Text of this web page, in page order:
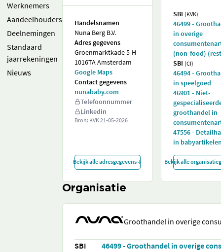
Werknemers
Aandeelhouders
Deelnemingen
Standaard
jaarrekeningen
Nieuws
Handelsnamen
Nuna Berg B.V.
Adres gegevens
Groenmarktkade 5-H
1016TA Amsterdam
Google Maps
Contact gegevens
nunababy.com
Telefoonnummer
Linkedin
Bron: KVK21-05-2026
Bekijk alle adresgegevens
SBI (KVK)
46499 -
in overige
(non-food)
SBI (CI)
46494 -
in speelgoed
46901 - Niet-
groothandel in
47556 -
in
Bekijk alle
Organisatie
Groothandel in overige
SBI
46499 - Groothandel in overige